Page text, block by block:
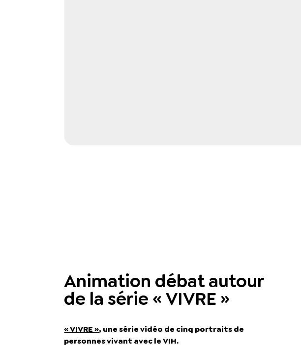
Animation débat autour
de la série « VIVRE »
« VIVRE », une série vidéo de cinq portraits de
personnes vivant avec le VIH.